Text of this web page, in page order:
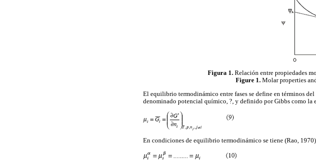
Figura 1.Relación entre propiedades
Figure 1. Molar properties
El equilibrio termodinámico entre fases se define en términos
denominado potencial químico, ?, y definido por Gibbs como la
En condiciones de equilibrio termodinámico se tiene (Rao,